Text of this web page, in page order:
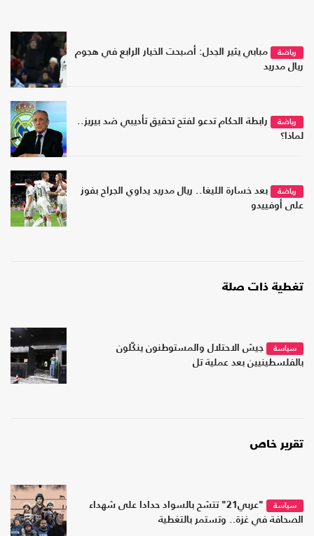
رياضة
مبابي يثير الجدل: أصبحت الخيار الرابع في هجوم
ريال مدريد
رياضة
رابطة الحكام تدعو لفتح تحقيق تأديبي ضد بيريز..
لماذا؟
رياضة
بعد خسارة الليغا.. ريال مدريد يداوي الجراح بفوز
على أوفييدو
تغطية ذات صلة
سياسة
جيش الاحتلال والمستوطنون ينكّلون
بالفلسطينيين بعد عملية تل
تقرير خاص
سياسة
"عربي21" تتشح بالسواد حدادا على شهداء
الصحافة في غزة.. وتستمر بالتغطية